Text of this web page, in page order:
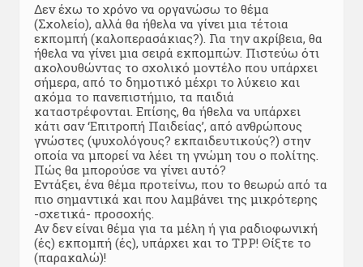
Δεν έχω το χρόνο να οργανώσω το θέμα
(Σχολείο), αλλά θα ήθελα να γίνει μια τέτοια
εκπομπή (καλοπερασάκιας?). Για την ακρίβεια, θα
ήθελα να γίνει μια σειρά εκπομπών. Πιστεύω ότι
ακολουθώντας το σχολικό μοντέλο που υπάρχει
σήμερα, από το δημοτικό μέχρι το λύκειο και
ακόμα το πανεπιστήμιο, τα παιδιά
καταστρέφονται. Επίσης, θα ήθελα να υπάρχει
κάτι σαν ‘Επιτροπή Παιδείας’, από ανθρώπους
γνώστες (ψυχολόγους? εκπαιδευτικούς?) στην
οποία να μπορεί να λέει τη γνώμη του ο πολίτης.
Πώς θα μπορούσε να γίνει αυτό?
Εντάξει, ένα θέμα προτείνω, που το θεωρώ από τα
πιο σημαντικά και που λαμβάνει της μικρότερης
-σχετικά- προσοχής.
Αν δεν είναι θέμα για τα μέλη ή για ραδιοφωνική
(ές) εκπομπή (ές), υπάρχει και το TPP! Θίξτε το
(παρακαλώ)!